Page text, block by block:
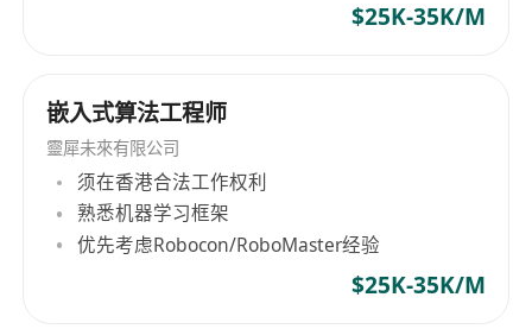
$25K-35K/M
嵌入式算法工程师
靈犀未來有限公司
须在香港合法工作权利
熟悉机器学习框架
优先考虑Robocon/RoboMaster经验
$25K-35K/M